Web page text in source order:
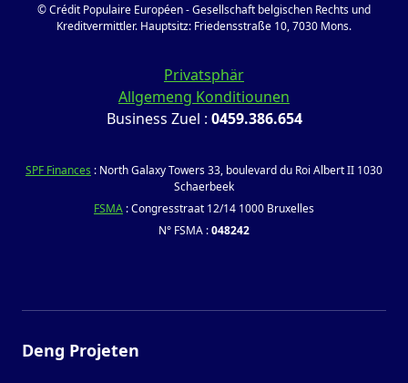
© Crédit Populaire Européen - Gesellschaft belgischen Rechts und
Kreditvermittler. Hauptsitz: Friedensstraße 10, 7030 Mons.
Privatsphär
Allgemeng Konditiounen
Business Zuel : 0459.386.654
SPF Finances : North Galaxy Towers 33, boulevard du Roi Albert II 1030
Schaerbeek
FSMA : Congresstraat 12/14 1000 Bruxelles
N° FSMA :048242
Deng Projeten